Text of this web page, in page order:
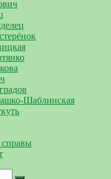
Шаблинская
справы